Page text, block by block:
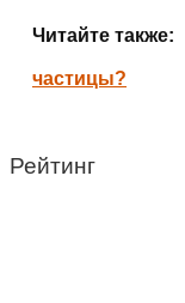
Читайте также:
частицы?
Рейтинг